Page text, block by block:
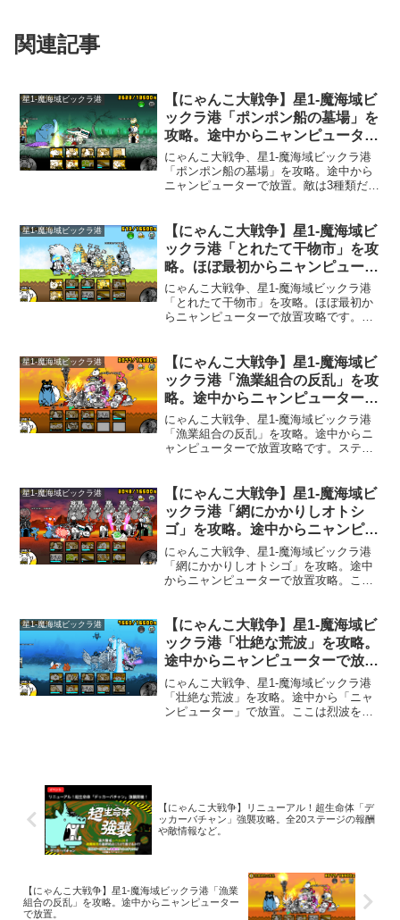
関連記事
星1-魔海域ビックラ港
【にゃんこ大戦争】星1-魔海域ビ
ックラ港「ポンポン船の墓場」を
攻略。途中からニャンピューター
で放置。
にゃんこ大戦争、星1-魔海域ビックラ港
「ポンポン船の墓場」を攻略。途中から
ニャンピューターで放置。敵は3種類だけ
星1-魔海域ビックラ港
【にゃんこ大戦争】星1-魔海域ビ
ックラ港「とれたて干物市」を攻
略。ほぼ最初からニャンピュータ
ーで放置。
にゃんこ大戦争、星1-魔海域ビックラ港
「とれたて干物市」を攻略。ほぼ最初か
らニャンピューターで放置攻略です。テ
たらクリアは楽になります。
星1-魔海域ビックラ港
【にゃんこ大戦争】星1-魔海域ビ
ックラ港「漁業組合の反乱」を攻
略。途中からニャンピューターで
放置。
にゃんこ大戦争、星1-魔海域ビックラ港
「漁業組合の反乱」を攻略。途中からニ
ャンピューターで放置攻略です。ステー
お金を貯めるのが重要で、お金が貯まっ
たら後はニャンピューターで楽出来まし
た。でも、アイテム使用無しだと難しい
ステージです。
星1-魔海域ビックラ港
【にゃんこ大戦争】星1-魔海域ビ
ックラ港「網にかかりしオトシ
ゴ」を攻略。途中からニャンピュ
ーターで放置。
にゃんこ大戦争、星1-魔海域ビックラ港
「網にかかりしオトシゴ」を攻略。途中
からニャンピューターで放置攻略。ここ
「タッちゃん」と言えそうですが、バリ
アは使うし停止はしてくるし、かなり厄
介なやつでした。
星1-魔海域ビックラ港
【にゃんこ大戦争】星1-魔海域ビ
ックラ港「壮絶な荒波」を攻略。
途中からニャンピューターで放
置。
にゃんこ大戦争、星1-魔海域ビックラ港
「壮絶な荒波」を攻略。途中から「ニャ
ンピューター」で放置。ここは烈波を撃
【にゃんこ大戦争】リニューアル！超生命体「デ
ッカーバチャン」強襲攻略。全20ステージの報酬
や敵情報など。
【にゃんこ大戦争】星1-魔海域ビックラ港「漁業
組合の反乱」を攻略。途中からニャンピューター
で放置。